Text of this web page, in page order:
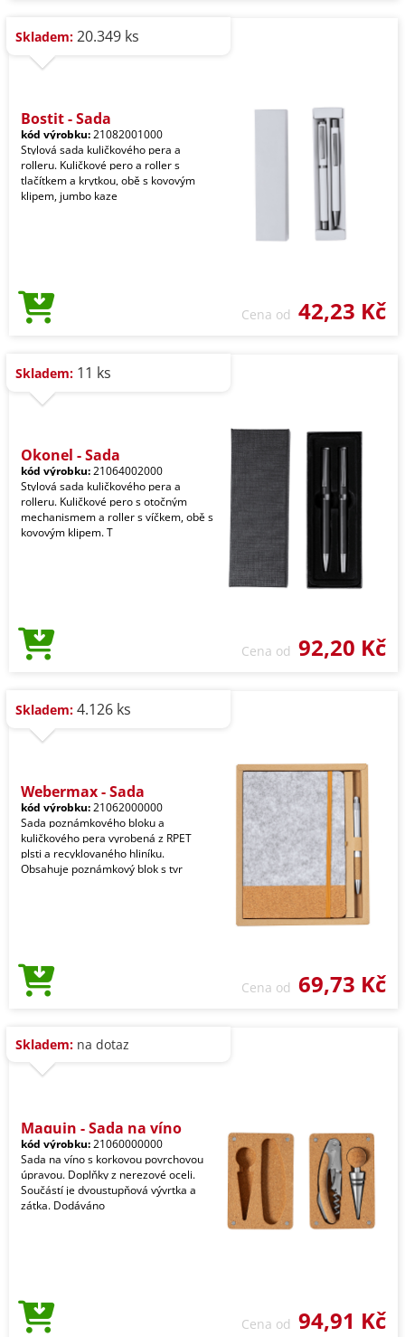
Skladem: 20.349 ks
Bostit - Sada
kód výrobku:21082001000
Stylová sada kuličkového pera a
rolleru. Kuličkové pero a roller s
tlačítkem a krytkou, obě s kovovým
klipem, jumbo kaze
Cena od 42,23 Kč
Skladem: 11 ks
Okonel - Sada
kód výrobku:21064002000
Stylová sada kuličkového pera a
rolleru. Kuličkové pero s otočným
mechanismem a roller s víčkem, obě s
kovovým klipem. T
Cena od 92,20 Kč
Skladem: 4.126 ks
Webermax - Sada
kód výrobku:21062000000
Sada poznámkového bloku a
kuličkového pera vyrobená z RPET
plsti a recyklovaného hliníku.
Obsahuje poznámkový blok s tvr
Cena od 69,73 Kč
Skladem: na dotaz
Maquin - Sada na víno
kód výrobku:21060000000
Sada na víno s korkovou povrchovou
úpravou. Doplňky z nerezové oceli.
Součástí je dvoustupňová vývrtka a
zátka. Dodáváno
Cena od 94,91 Kč